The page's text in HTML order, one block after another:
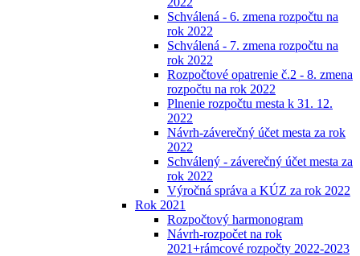
Schválená - 6. zmena rozpočtu na
rok 2022
Schválená - 7. zmena rozpočtu na
rok 2022
Rozpočtové opatrenie č.2 - 8. zmena
rozpočtu na rok 2022
Plnenie rozpočtu mesta k 31. 12.
2022
Návrh-záverečný účet mesta za rok
2022
Schválený - záverečný účet mesta za
rok 2022
Výročná správa a KÚZ za rok 2022
Rok 2021
Rozpočtový harmonogram
Návrh-rozpočet na rok
2021+rámcové rozpočty 2022-2023